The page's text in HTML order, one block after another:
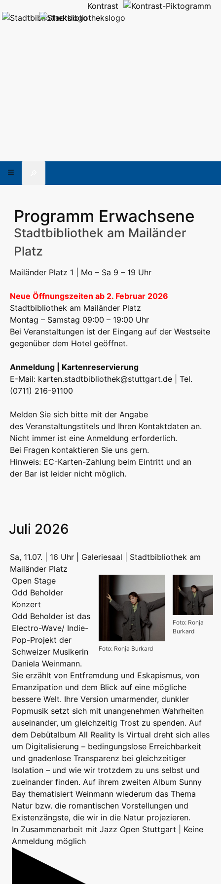
Kontrast
Programm Erwachsene
Stadtbibliothek am Mailänder
Platz
Mailänder Platz 1 | Mo – Sa 9 – 19 Uhr
Neue Öffnungszeiten ab 2. Februar 2026
Stadtbibliothek am Mailänder Platz
Montag – Samstag 09:00 – 19:00 Uhr
Bei Veranstaltungen ist der Eingang auf der Westseite
gegenüber dem Hotel geöffnet.
Anmeldung | Kartenreservierung
E-Mail: karten.stadtbibliothek@stuttgart.de | Tel.
(0711) 216-91100
Melden Sie sich bitte mit der Angabe
des Veranstaltungstitels und Ihren Kontaktdaten an.
Nicht immer ist eine Anmeldung erforderlich.
Bei Fragen kontaktieren Sie uns gern.
Hinweis: EC-Karten-Zahlung beim Eintritt und an
der Bar ist leider nicht möglich.
Juli 2026
Sa, 11.07. | 16 Uhr | Galeriesaal | Stadtbibliothek am
Mailänder Platz
Foto: Ronja
Burkard
Foto: Ronja Burkard
Open Stage
Odd Beholder
Konzert
Odd Beholder ist das
Electro-Wave/ Indie-
Pop-Projekt der
Schweizer Musikerin
Daniela Weinmann.
Sie erzählt von Entfremdung und Eskapismus, von
Emanzipation und dem Blick auf eine mögliche
bessere Welt. Ihre Version umarmender, dunkler
Popmusik setzt sich mit unangenehmen Wahrheiten
auseinander, um gleichzeitig Trost zu spenden. Auf
dem Debütalbum All Reality Is Virtual dreht sich alles
um Digitalisierung – bedingungslose Erreichbarkeit
und gnadenlose Transparenz bei gleichzeitiger
Isolation – und wie wir trotzdem zu uns selbst und
zueinander finden. Auf ihrem zweiten Album Sunny
Bay thematisiert Weinmann wiederum das Thema
Natur bzw. die romantischen Vorstellungen und
Existenzängste, die wir in die Natur projezieren.
In Zusammenarbeit mit Jazz Open Stuttgart | Keine
Anmeldung möglich